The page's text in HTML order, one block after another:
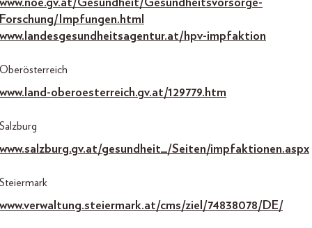
www.noe.gv.at/Gesundheit/Gesundheitsvorsorge-
Forschung/Impfungen.html
www.landesgesundheitsagentur.at/hpv-impfaktion
Oberösterreich
www.land-oberoesterreich.gv.at/129779.htm
Salzburg
www.salzburg.gv.at/gesundheit_/Seiten/impfaktionen.aspx
Steiermark
www.verwaltung.steiermark.at/cms/ziel/74838078/DE/